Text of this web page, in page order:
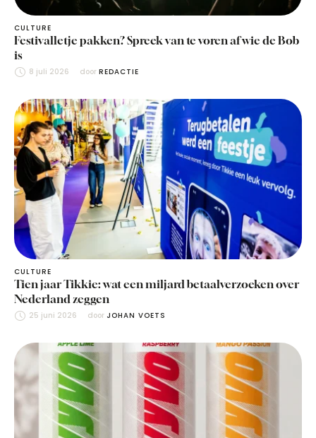
CULTURE
Festivalletje pakken? Spreek van te voren af wie de Bob
is
8 juli 2026 door REDACTIE
CULTURE
Tien jaar Tikkie: wat een miljard betaalverzoeken over
Nederland zeggen
25 juni 2026 door JOHAN VOETS